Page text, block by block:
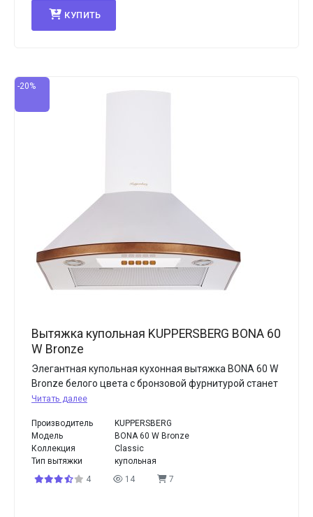
КУПИТЬ
-20%
Вытяжка купольная KUPPERSBERG BONA 60
W Bronze
Элегантная купольная кухонная вытяжка BONA 60 W
Bronze белого цвета с бронзовой фурнитурой станет
Читать далее
Производитель
KUPPERSBERG
Модель
BONA 60 W Bronze
Коллекция
Classic
Тип вытяжки
купольная
4
14 7